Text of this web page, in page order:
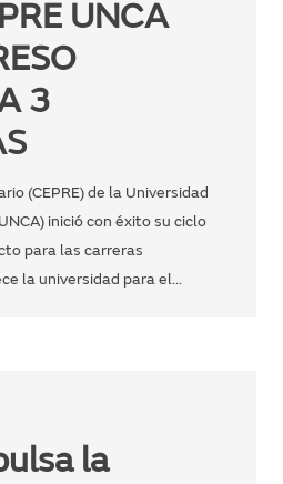
UNCA
3
(CEPRE) de la Universidad
inició con éxito su ciclo
para las carreras
la universidad para el…
la